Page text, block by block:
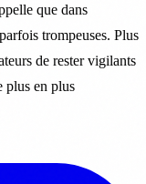
que dans
trompeuses. Plus
de rester vigilants
plus en plus